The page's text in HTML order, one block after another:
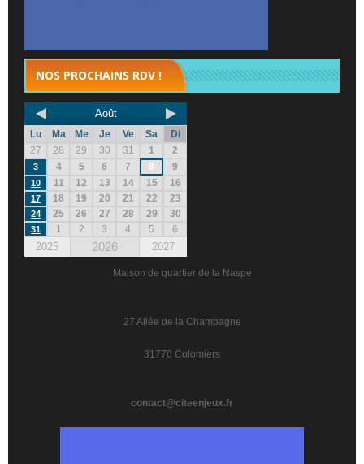
NOS PROCHAINS RDV !
Août
Lu Ma Me Je Ve Sa
Di
27
28 29 30 31 1 2
3 4 5 6 7 8 9
10 11 12 13 14 15 16
17 18 19 20 21 22 23
24 25 26 27 28 29 30
31 1 2 3 4 5 6
2025 2026 2027
Maison de quartier de la Naspe
27 Allée de la Champagne
31770 Colomiers
contact@citeenjeux.fr